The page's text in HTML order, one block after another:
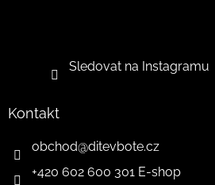
Sledovat na Instagramu
Kontakt
obchod@ditevbote.cz
+420 602 600 301 E-shop